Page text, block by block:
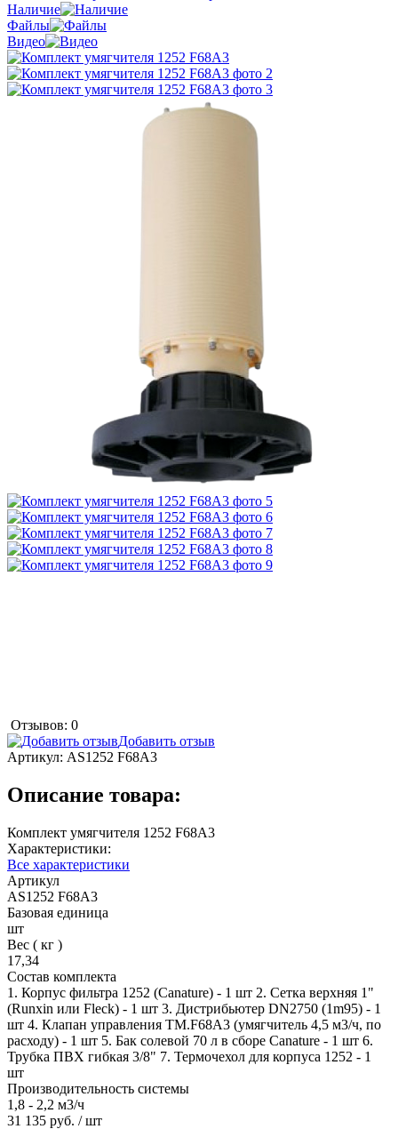
Наличие
Файлы
Видео
Отзывов: 0
Добавить отзыв
Артикул: AS1252 F68A3
Описание товара:
Комплект умягчителя 1252 F68A3
Характеристики:
Все характеристики
Артикул
AS1252 F68A3
Базовая единица
шт
Вес ( кг )
17,34
Состав комплекта
1. Корпус фильтра 1252 (Canature) - 1 шт 2. Сетка верхняя 1"
(Runxin или Fleck) - 1 шт 3. Дистрибьютер DN2750 (1m95) - 1
шт 4. Клапан управления TM.F68A3 (умягчитель 4,5 м3/ч, по
расходу) - 1 шт 5. Бак солевой 70 л в сборе Canature - 1 шт 6.
Трубка ПВХ гибкая 3/8" 7. Термочехол для корпуса 1252 - 1
шт
Производительность системы
1,8 - 2,2 м3/ч
31 135 руб. / шт